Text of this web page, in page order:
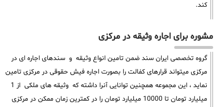
کند.
مشوره برای اجاره وثیقه در مرکزی
گروه تخصصی ایران سند ضمن تامین انواع وثیقه و سندهای اجاره ای در
مرکزی میتواند قرارهای کفالت را بصورت اجاره فیش حقوقی در مرکزی تامین
نماید ، این مجموعه همچنین توانایی آنرا داشته که وثیقه های ملکی از 1
میلیارد تومان تا 10000 میلیارد تومان را در کمترین زمان ممکن در مرکزی